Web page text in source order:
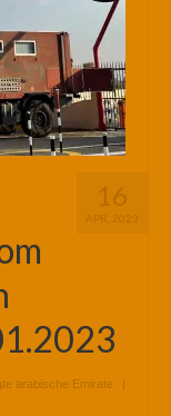
16
APR. 2023
arabische Emirate
|